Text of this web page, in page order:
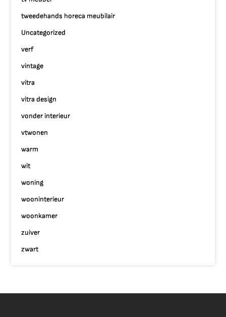
tweedehands horeca meubilair
Uncategorized
verf
vintage
vitra
vitra design
vonder interieur
vtwonen
warm
wit
woning
wooninterieur
woonkamer
zuiver
zwart